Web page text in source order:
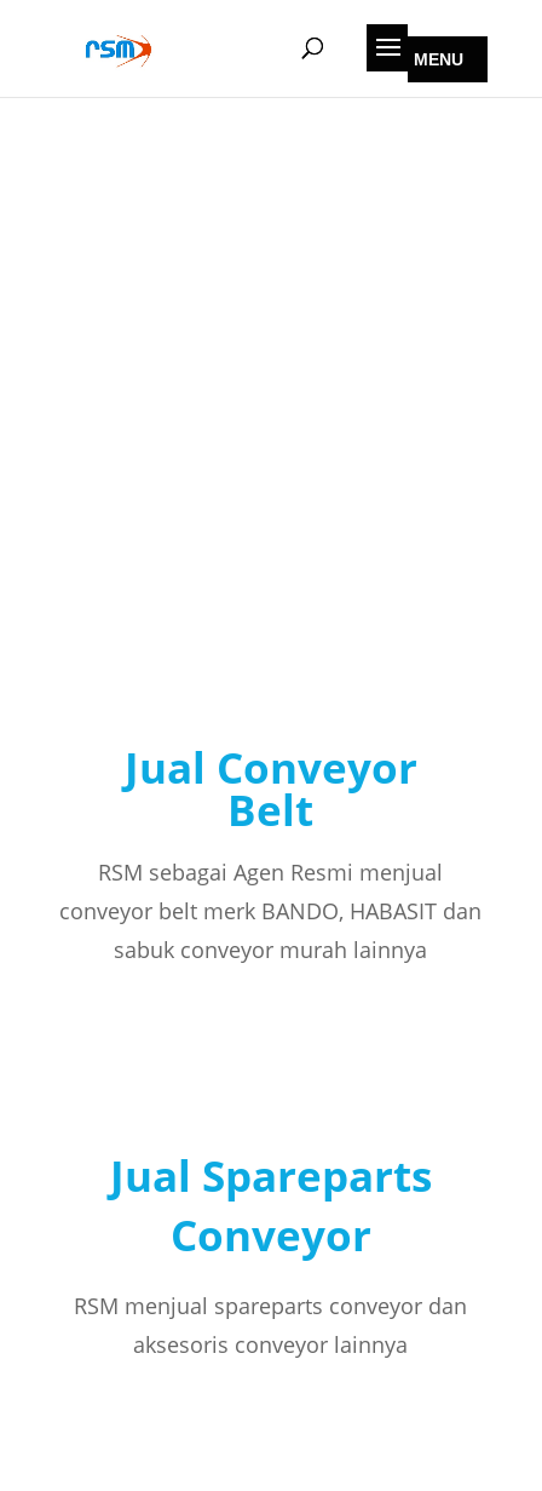
Jual Conveyor
Belt
RSM sebagai Agen Resmi menjual
conveyor belt merk BANDO, HABASIT dan
sabuk conveyor murah lainnya
Jual Spareparts
Conveyor
RSM menjual spareparts conveyor dan
aksesoris conveyor lainnya